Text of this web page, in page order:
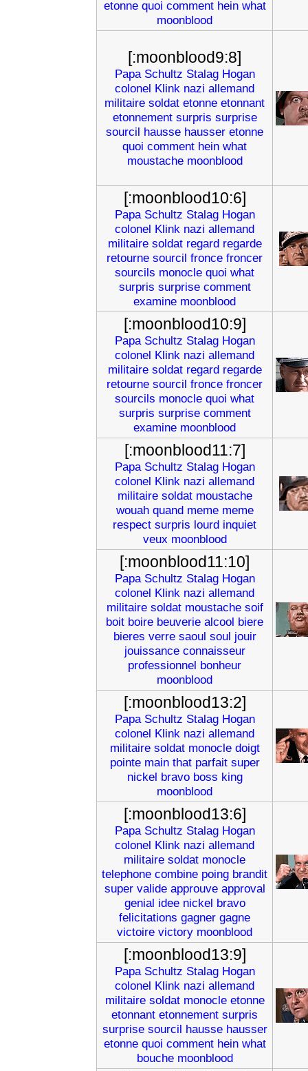
etonne quoi comment hein what
moonblood
[:moonblood9:8]
Papa Schultz Stalag Hogan
colonel Klink nazi allemand
militaire soldat etonne etonnant
etonnement surpris surprise
sourcil hausse hausser etonne
quoi comment hein what
moustache moonblood
[:moonblood10:6]
Papa Schultz Stalag Hogan
colonel Klink nazi allemand
militaire soldat regard regarde
retourne sourcil fronce froncer
sourcils monocle quoi what
surpris surprise comment
examine moonblood
[:moonblood10:9]
Papa Schultz Stalag Hogan
colonel Klink nazi allemand
militaire soldat regard regarde
retourne sourcil fronce froncer
sourcils monocle quoi what
surpris surprise comment
examine moonblood
[:moonblood11:7]
Papa Schultz Stalag Hogan
colonel Klink nazi allemand
militaire soldat moustache
wouah quand meme meme
respect surpris lourd inquiet
veux moonblood
[:moonblood11:10]
Papa Schultz Stalag Hogan
colonel Klink nazi allemand
militaire soldat moustache soif
boit boire beuverie alcool biere
bieres verre saoul soul jouir
jouissance connaisseur
professionnel bonheur
moonblood
[:moonblood13:2]
Papa Schultz Stalag Hogan
colonel Klink nazi allemand
militaire soldat monocle doigt
pointe main that parfait super
nickel bravo boss king
moonblood
[:moonblood13:6]
Papa Schultz Stalag Hogan
colonel Klink nazi allemand
militaire soldat monocle
telephone combine poing brandit
super valide approuve approval
genial idee nickel bravo
felicitations gagner gagne
victoire victory moonblood
[:moonblood13:9]
Papa Schultz Stalag Hogan
colonel Klink nazi allemand
militaire soldat monocle etonne
etonnant etonnement surpris
surprise sourcil hausse hausser
etonne quoi comment hein what
bouche moonblood